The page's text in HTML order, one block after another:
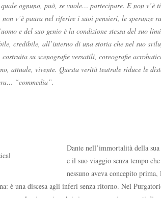
ognuno, può, se vuole… partecipare. E non
v’è paura nel riferire i suoi pensieri, le
e del suo genio è la condizione stessa del suo
credibile, all’interno di una storia che nel suo
su scenografie versatili, coreografie
attuale, vivente. Questa verità teatrale riduce le
“commedia”.
Dante nell’immortalità della
e il suo viaggio senza tempo
nessuno aveva concepito
è una discesa agli inferi senza ritorno. Nel